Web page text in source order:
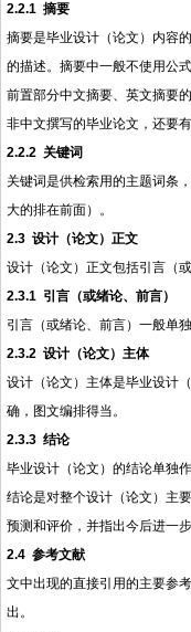
2.2.1 摘要
摘要是毕业设计（论文）内容
的描述。摘要中一般不使用公
前置部分中文摘要、英文摘要
非中文撰写的毕业论文，还要
2.2.2 关键词
关键词是供检索用的主题词条
大的排在前面）。
2.3 设计（论文）正文
设计（论文）正文包括引言（
2.3.1 引言（或绪论、前言）
引言（或绪论、前言）一般单
2.3.2 设计（论文）主体
设计（论文）主体是毕业设计
确，图文编排得当。
2.3.3 结论
毕业设计（论文）的结论单独
结论是对整个设计（论文）主
预测和评价，并指出今后进一
2.4 参考文献
文中出现的直接引用的主要参
出。